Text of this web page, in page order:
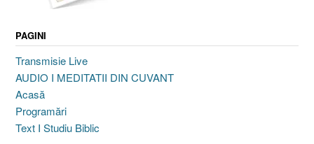
PAGINI
Transmisie Live
AUDIO I MEDITATII DIN CUVANT
Acasă
Programări
Text I Studiu Biblic